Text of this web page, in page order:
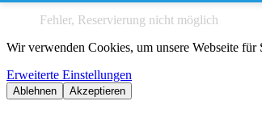
Fehler, Reservierung nicht möglich
Wir verwenden Cookies, um unsere Webseite
Erweiterte Einstellungen
Ablehnen Akzeptieren